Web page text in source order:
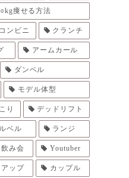
○kg痩せる方法
コンビニ クランチ
アームカール
ダンベル
モデル体型
り デッドリフト
ベル ランジ
飲み会 Youtuber
ップ カップル